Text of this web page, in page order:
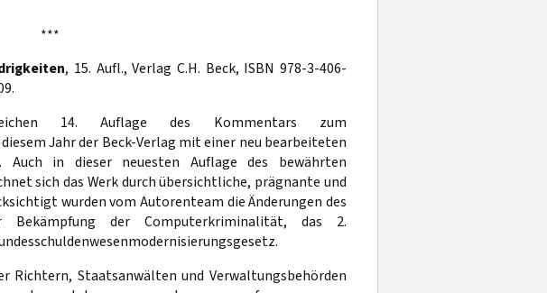
***
, 15. Aufl., Verlag C.H. Beck, ISBN 978-3-406-
14. Auflage des Kommentars zum
Jahr der Beck-Verlag mit einer neu bearbeiteten
in dieser neuesten Auflage des bewährten
sich das Werk durch übersichtliche, prägnante und
wurden vom Autorenteam die Änderungen des
der Computerkriminalität, das 2.
Richtern, Staatsanwälten und Verwaltungsbehörden